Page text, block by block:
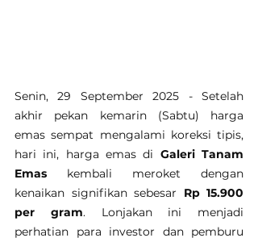
Senin, 29 September 2025 - Setelah
akhir pekan kemarin (Sabtu) harga
emas sempat mengalami koreksi tipis,
hari ini, harga emas di Galeri Tanam
Emas kembali meroket dengan
kenaikan signifikan sebesar Rp 15.900
per gram. Lonjakan ini menjadi
perhatian para investor dan pemburu